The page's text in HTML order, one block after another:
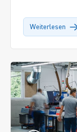
Weiterlesen